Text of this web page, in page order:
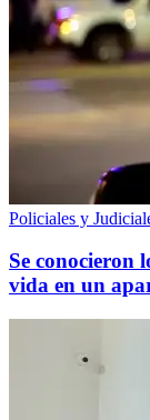
Policiales y
Se conocieron
vida en un